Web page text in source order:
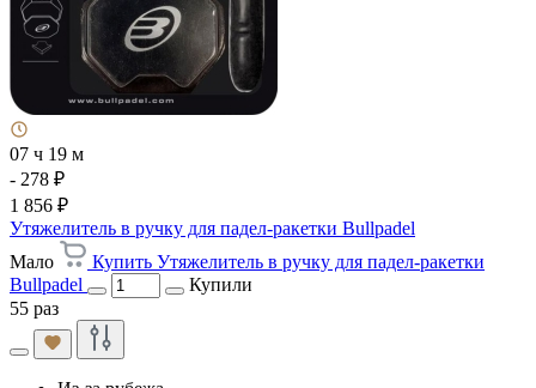
07 ч 19 м
- 278 ₽
1 856 ₽
Утяжелитель в ручку для падел-ракетки Bullpadel
Мало
Купить Утяжелитель в ручку для падел-ракетки
Bullpadel
Купили
55 раз